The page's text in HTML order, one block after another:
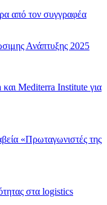
από τον συγγραφέα
Ανάπτυξης 2025
Mediterra Institute για
«Πρωταγωνιστές της
στα logistics